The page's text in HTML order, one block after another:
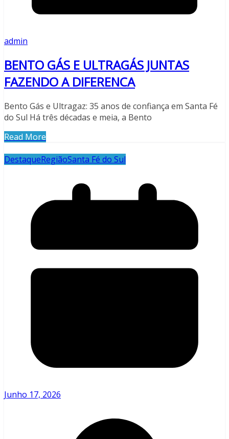
admin
BENTO GÁS E ULTRAGÁS JUNTAS
FAZENDO A DIFERENCA
Bento Gás e Ultragaz: 35 anos de confiança em Santa Fé
do Sul Há três décadas e meia, a Bento
Read More
DestaqueRegiãoSanta Fé do Sul
Junho 17, 2026